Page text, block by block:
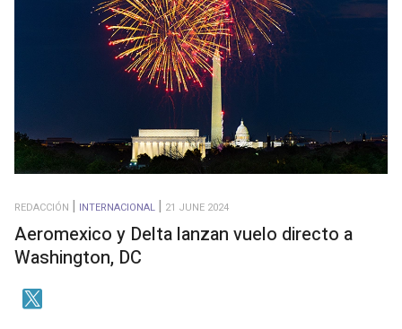
REDACCIÓN INTERNACIONAL 21 JUNE 2024
Aeromexico y Delta lanzan vuelo directo a
Washington, DC